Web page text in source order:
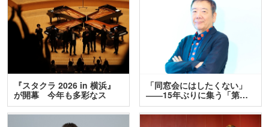
『スタクラ 2026 in 横浜』
が開幕 今年も多彩なス
テ…
「同窓会にはしたくない」
――15年ぶりに集う「第…